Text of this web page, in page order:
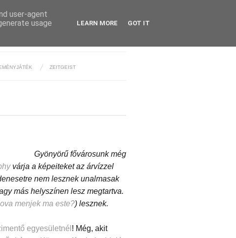
ZEITGEIST
Gyönyörű fővárosunk még
várja a képeiteket az árvízzel
nem lesznek unalmasak
más helyszínen lesz megtartva.
menjek ma este?) lesznek.
egyesületnél ! Még, akit
user-agent
usage
LEARN MORE GOT IT